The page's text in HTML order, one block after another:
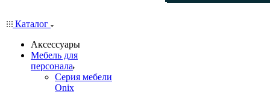
Каталог
Аксессуары
Мебель для
персонала
Серия мебели
Onix